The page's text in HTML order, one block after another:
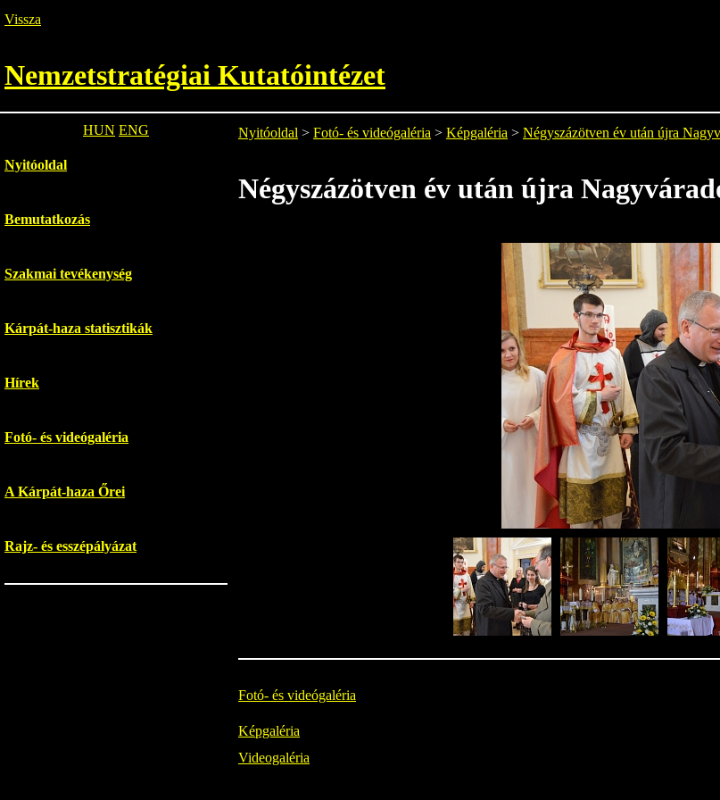
Vissza
Nemzetstratégiai Kutatóintézet
HUN ENG
Nyitóoldal
Bemutatkozás
Szakmai tevékenység
Kárpát-haza statisztikák
Hírek
Fotó- és videógaléria
A Kárpát-haza Őrei
Rajz- és esszépályázat
Nyitóoldal > Fotó- és videógaléria > Képgaléria > Négyszázötven év után újra
Négyszázötven év után újra
Fotó- és videógaléria
Képgaléria
Videogaléria